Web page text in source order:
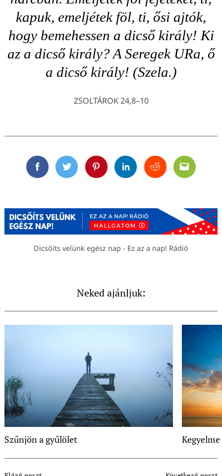
kapuk, emeljétek föl, ti, ősi ajtók,
hogy bemehessen a dicső király! Ki
az a dicső király? A Seregek URa, ő
a dicső király! (Szela.)
ZSOLTÁROK 24,8–10
FacebookTwitterPinterestLinkedinRedditEmail
Dicsőíts velünk egész nap - Ez az a nap! Rádió
Neked ajánljuk:
Szűnjön a gyűlölet